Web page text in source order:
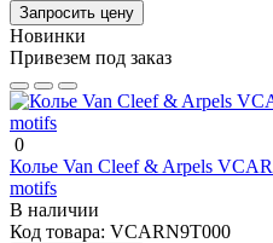
Запросить цену
Новинки
Привезем под заказ
0
Колье Van Cleef & Arpels
motifs
В наличии
Код товара: VCARN9T000